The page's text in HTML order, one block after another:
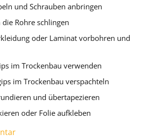
und Schrauben anbringen
Rohre schlingen
oder Laminat vorbohren und
im Trockenbau verwenden
im Trockenbau verspachteln
und übertapezieren
oder Folie aufkleben